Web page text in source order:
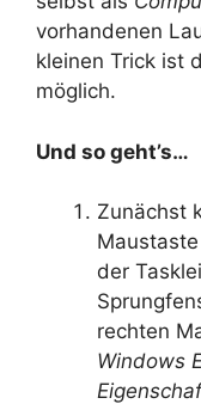
vorhandenen
kleinen Trick ist
möglich.
Und so geht’s…
Zunächst
der
rechten
Windows